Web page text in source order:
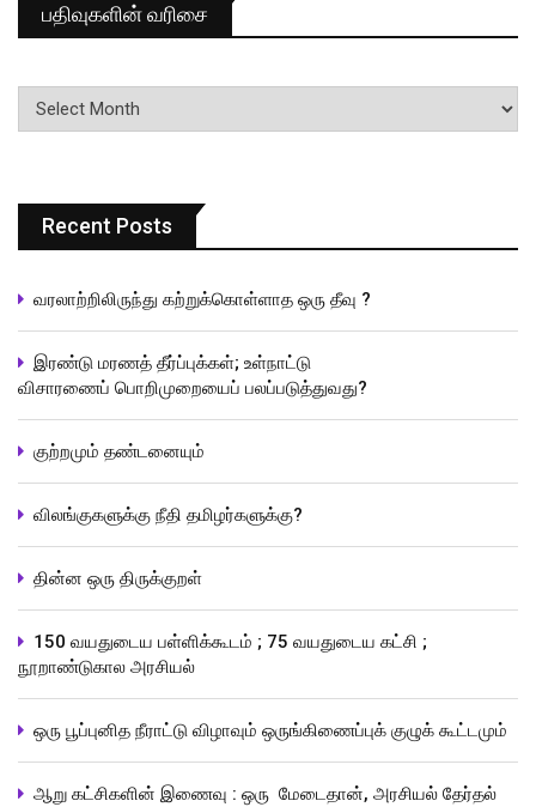
பதிவுகளின் வரிசை
பதிவுகளின்
வரிசை
Recent Posts
வரலாற்றிலிருந்து கற்றுக்கொள்ளாத ஒரு தீவு ?
இரண்டு மரணத் தீர்ப்புக்கள்; உள்நாட்டு
விசாரணைப் பொறிமுறையைப் பலப்படுத்துவது?
குற்றமும் தண்டனையும்
விலங்குகளுக்கு நீதி தமிழர்களுக்கு?
தின்ன ஒரு திருக்குறள்
150 வயதுடைய பள்ளிக்கூடம் ; 75 வயதுடைய கட்சி ;
நூறாண்டுகால அரசியல்
ஒரு பூப்புனித நீராட்டு விழாவும் ஒருங்கிணைப்புக் குழுக் கூட்டமும்
ஆறு கட்சிகளின் இணைவு : ஒரு மேடைதான், அரசியல் தேர்தல்